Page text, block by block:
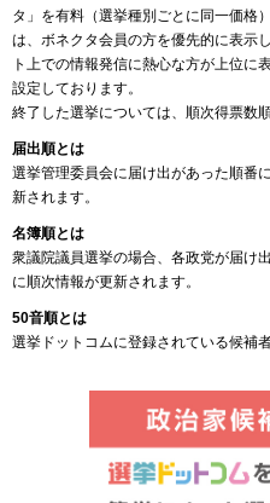
タ」を有料（選挙種別ごとに同一価格
は、ボネクタ会員の方を優先的に表示
ト上での情報発信に熱心な方が上位に
設定しております。
終了した選挙については、順次得票数
届出順とは
選挙管理委員会に届け出があった順番
新されます。
名簿順とは
衆議院議員選挙の場合、各政党が届け
に順次情報が更新されます。
50音順とは
選挙ドットコムに登録されている候補